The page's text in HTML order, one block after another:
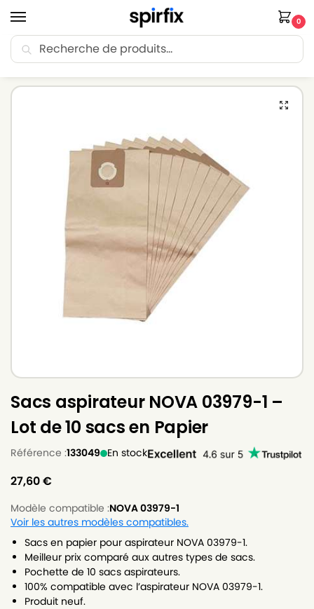
0
🚚 Livraison Point Relais offerte dès 30€ d’achat.
Sacs aspirateur NOVA 03979-1 –
Lot de 10 sacs en Papier
Référence :133049 En stock
27,60€
Modèle compatible :NOVA 03979-1
Voir les autres modèles compatibles.
Sacs en papier pour aspirateur NOVA 03979-1.
Meilleur prix comparé aux autres types de sacs.
Pochette de 10 sacs aspirateurs.
100% compatible avec l’aspirateur NOVA 03979-1.
Produit neuf.